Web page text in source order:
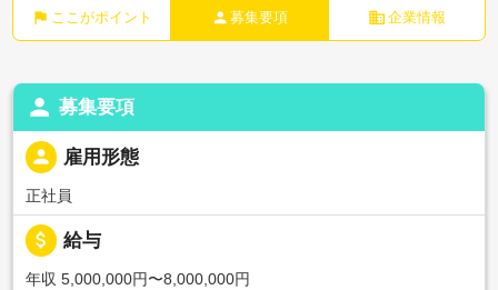
flag ここがポイント person 募集要項 business 企業情報
person 募集要項
person 雇用形態
正社員
attach_money 給与
年収 5,000,000円〜8,000,000円